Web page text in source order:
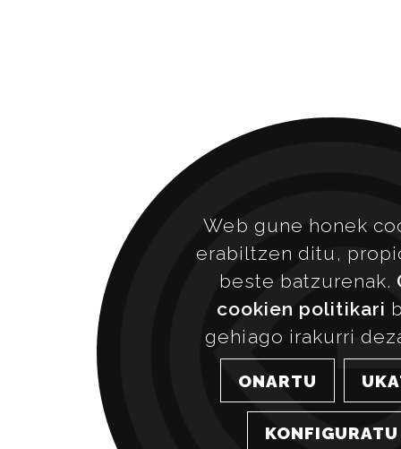
Web gune honek
erabiltzen ditu,
beste batzurenak.
cookien politikari
gehiago irakurri